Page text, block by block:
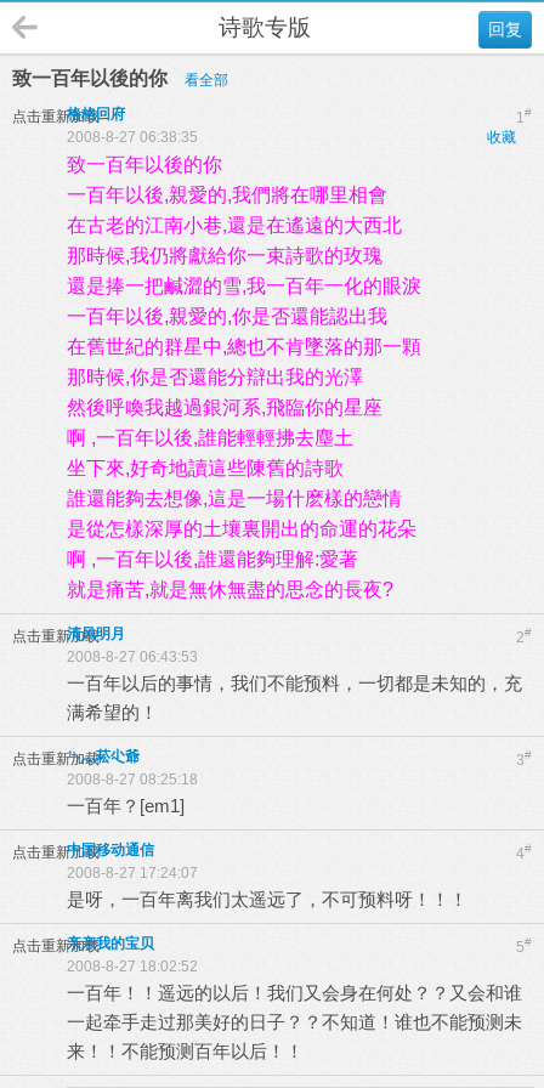
回复
诗歌专版
致一百年以後的你 看全部
点击重新加载 1#
格格回府
收藏
2008-8-27 06:38:35
致一百年以後的你
一百年以後,親愛的,我們將在哪里相會
在古老的江南小巷,還是在遙遠的大西北
那時候,我仍將獻給你一束詩歌的玫瑰
還是捧一把鹹澀的雪,我一百年一化的眼淚
一百年以後,親愛的,你是否還能認出我
在舊世紀的群星中,總也不肯墜落的那一顆
那時候,你是否還能分辯出我的光澤
然後呼喚我越過銀河系,飛臨你的星座
啊 ,一百年以後,誰能輕輕拂去塵土
坐下來,好奇地讀這些陳舊的詩歌
誰還能夠去想像,這是一場什麽樣的戀情
是從怎樣深厚的土壤裏開出的命運的花朵
啊 ,一百年以後,誰還能夠理解:愛著
就是痛苦,就是無休無盡的思念的長夜?
点击重新加载 2#
清风明月
2008-8-27 06:43:53
一百年以后的事情，我们不能预料，一切都是未知的，充
满希望的！
点击重新加载 3#
ㄣ灬菘尐爺
2008-8-27 08:25:18
一百年？[em1]
点击重新加载 4#
中国移动通信
2008-8-27 17:24:07
是呀，一百年离我们太遥远了，不可预料呀！！！
点击重新加载 5#
亲亲我的宝贝
2008-8-27 18:02:52
一百年！！遥远的以后！我们又会身在何处？？又会和谁
一起牵手走过那美好的日子？？不知道！谁也不能预测未
来！！不能预测百年以后！！